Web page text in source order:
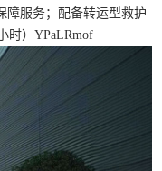
障服务；配备转运型救护
时）YPaLRmof